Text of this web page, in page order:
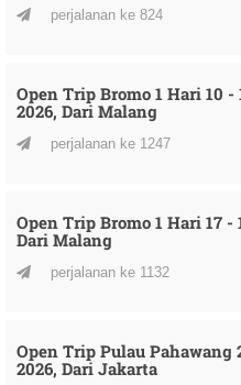
perjalanan ke 824
Open Trip Bromo 1 Hari 10 -
2026, Dari Malang
perjalanan ke 1247
Open Trip Bromo 1 Hari 17 -
Dari Malang
perjalanan ke 1132
Open Trip Pulau Pahawang
2026, Dari Jakarta